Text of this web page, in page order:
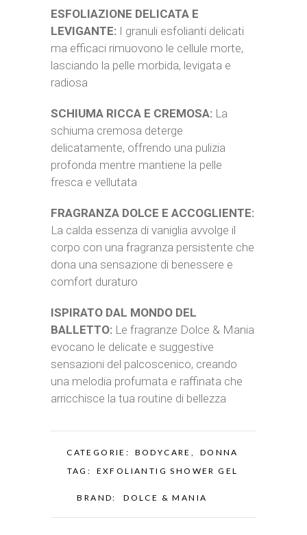
ESFOLIAZIONE DELICATA E
LEVIGANTE: I granuli esfolianti delicati
ma efficaci rimuovono le cellule morte,
lasciando la pelle morbida, levigata e
radiosa
SCHIUMA RICCA E CREMOSA: La
schiuma cremosa deterge
delicatamente, offrendo una pulizia
profonda mentre mantiene la pelle
fresca e vellutata
FRAGRANZA DOLCE E ACCOGLIENTE:
La calda essenza di vaniglia avvolge il
corpo con una fragranza persistente che
dona una sensazione di benessere e
comfort duraturo
ISPIRATO DAL MONDO DEL
BALLETTO: Le fragranze Dolce & Mania
evocano le delicate e suggestive
sensazioni del palcoscenico, creando
una melodia profumata e raffinata che
arricchisce la tua routine di bellezza
CATEGORIE: BODYCARE ,
DONNA
TAG:
EXFOLIANTIG SHOWER GEL
BRAND: DOLCE & MANIA